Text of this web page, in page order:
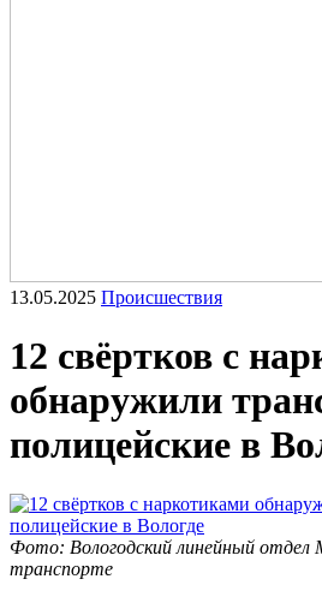
13.05.2025 Происшествия
12 свёртков с
обнаружили
полицейские в
Фото: Вологодский линейный отдел
транспорте